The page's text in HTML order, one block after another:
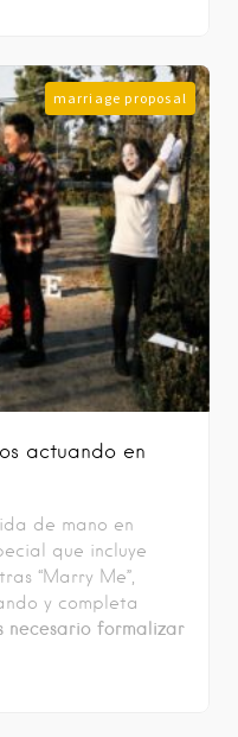
marriage proposal
actuando en
de mano en
que incluye
“Marry Me”,
y completa
necesario formalizar